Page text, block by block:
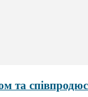
та